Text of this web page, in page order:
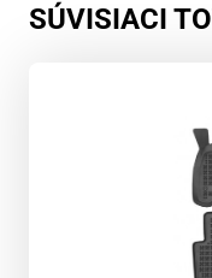
SÚVISIACI